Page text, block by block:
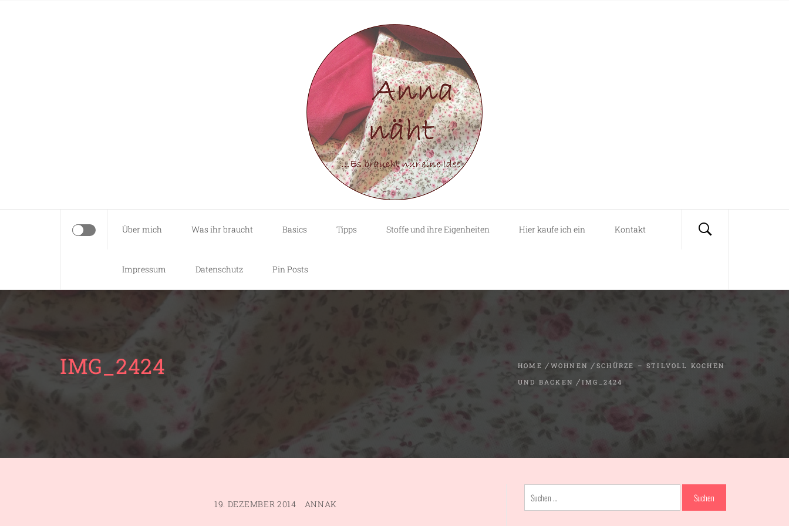
Über mich
Was ihr braucht Basics Tipps Stoffe und ihre Eigenheiten Hier kaufe ich ein Kontakt
Impressum Datenschutz Pin Posts
IMG_2424 HOME WOHNEN
SCHÜRZE – STILVOLL KOCHEN
UND BACKEN
IMG_2424
19. DEZEMBER 2014 ANNAK
Suchen
nach: